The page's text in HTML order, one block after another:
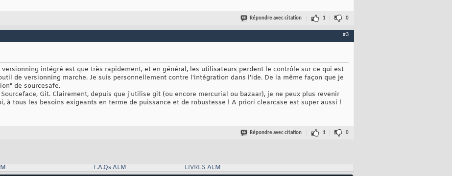
Répondre avec citation 1 0
#3
intégré est que très rapidement, et en général, les utilisateurs perdent le contrôle sur ce qui est
de versionning marche. Je suis personnellement contre l'intégration dans l'ide. De la même façon que je
de sourcesafe.
Sourceface, Git. Clairement, depuis que j'utilise git (ou encore mercurial ou bazaar), je ne peux plus revenir
à tous les besoins exigeants en terme de puissance et de robustesse ! A priori clearcase est super aussi !
Répondre avec citation 1 0
F.A.Qs ALM
LIVRES ALM